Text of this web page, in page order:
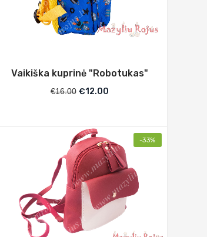
Vaikiška kuprinė "Robotukas"
€16.00 €12.00
-33%